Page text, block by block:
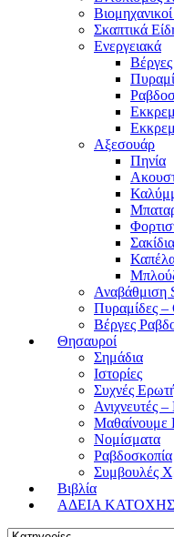
Σκαπτικά
Ενεργειακά
Αξεσουάρ
Πηνία
Σακίδια
Αναβάθμιση
Πυραμίδες –
Βέργες
Θησαυροί
Σημάδια
Ιστορίες
Συχνές
Ανιχνευτές
Μαθαίνουμε
Νομίσματα
Ραβδοσκοπία
Συμβουλές
Βιβλία
ΑΔΕΙΑ ΚΑΤΟΧΗΣ